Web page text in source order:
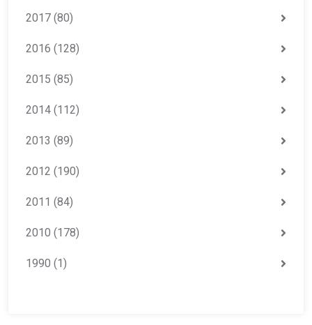
2017 (80)
2016 (128)
2015 (85)
2014 (112)
2013 (89)
2012 (190)
2011 (84)
2010 (178)
1990 (1)